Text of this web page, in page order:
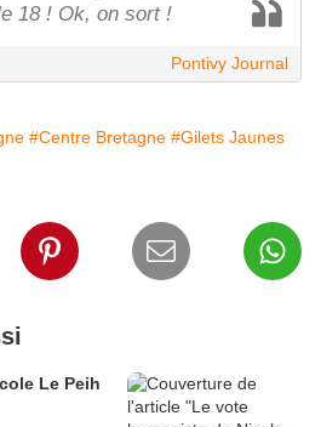
18 ! Ok, on sort !
Pontivy Journal
#Centre Bretagne #Gilets Jaunes
Le Peih